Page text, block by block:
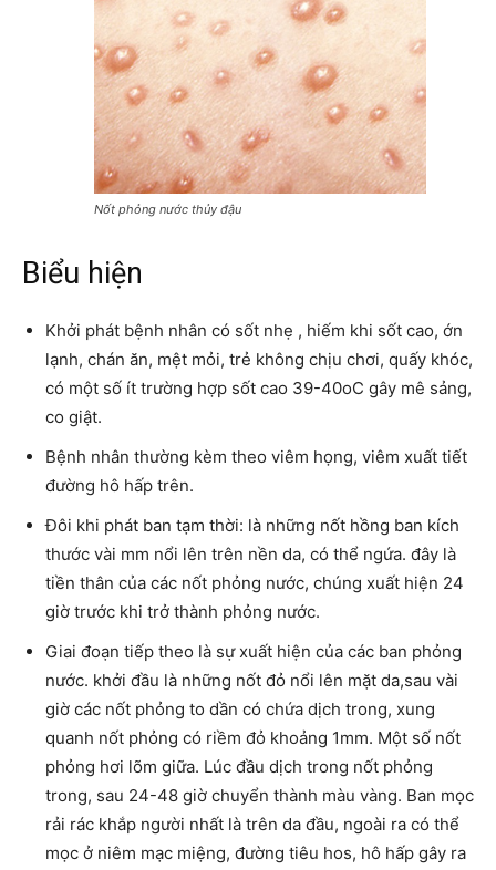
Nốt phỏng nước thủy đậu
Biểu hiện
Khởi phát bệnh nhân có sốt nhẹ , hiếm khi sốt cao, ớn
lạnh, chán ăn, mệt mỏi, trẻ không chịu chơi, quấy khóc,
có một số ít trường hợp sốt cao 39-40oC gây mê sảng,
co giật.
Bệnh nhân thường kèm theo viêm họng, viêm xuất tiết
đường hô hấp trên.
Đôi khi phát ban tạm thời: là những nốt hồng ban kích
thước vài mm nổi lên trên nền da, có thể ngứa. đây là
tiền thân của các nốt phỏng nước, chúng xuất hiện 24
giờ trước khi trở thành phỏng nước.
Giai đoạn tiếp theo là sự xuất hiện của các ban phỏng
nước. khởi đầu là những nốt đỏ nổi lên mặt da,sau vài
giờ các nốt phỏng to dần có chứa dịch trong, xung
quanh nốt phỏng có riềm đỏ khoảng 1mm. Một số nốt
phỏng hơi lõm giữa. Lúc đầu dịch trong nốt phỏng
trong, sau 24-48 giờ chuyển thành màu vàng. Ban mọc
rải rác khắp người nhất là trên da đầu, ngoài ra có thể
mọc ở niêm mạc miệng, đường tiêu hos, hô hấp gây ra